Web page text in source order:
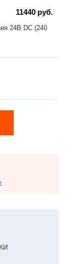
11440 руб.
24В DC (240